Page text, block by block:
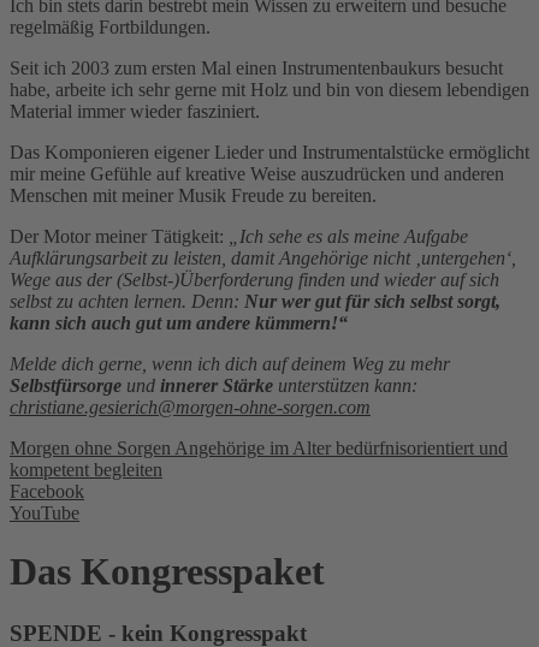
Ich bin stets darin bestrebt mein Wissen zu erweitern und besuche
regelmäßig Fortbildungen.
Seit ich 2003 zum ersten Mal einen Instrumentenbaukurs besucht
habe, arbeite ich sehr gerne mit Holz und bin von diesem lebendigen
Material immer wieder fasziniert.
Das Komponieren eigener Lieder und Instrumentalstücke ermöglicht
mir meine Gefühle auf kreative Weise auszudrücken und anderen
Menschen mit meiner Musik Freude zu bereiten.
Der Motor meiner Tätigkeit:
„Ich sehe es als meine Aufgabe
Aufklärungsarbeit zu leisten, damit Angehörige nicht ‚untergehen‘,
Wege aus der (Selbst-)Überforderung finden und wieder auf sich
selbst zu achten lernen. Denn: Nur wer gut für sich selbst sorgt,
kann sich auch gut um andere kümmern!“
Melde dich gerne, wenn ich dich auf deinem Weg zu mehr
Selbstfürsorge und innerer Stärke unterstützen kann:
christiane.gesierich@morgen-ohne-sorgen.com
Morgen ohne Sorgen Angehörige im Alter bedürfnisorientiert und
kompetent begleiten
Facebook
YouTube
Das Kongresspaket
SPENDE - kein Kongresspakt